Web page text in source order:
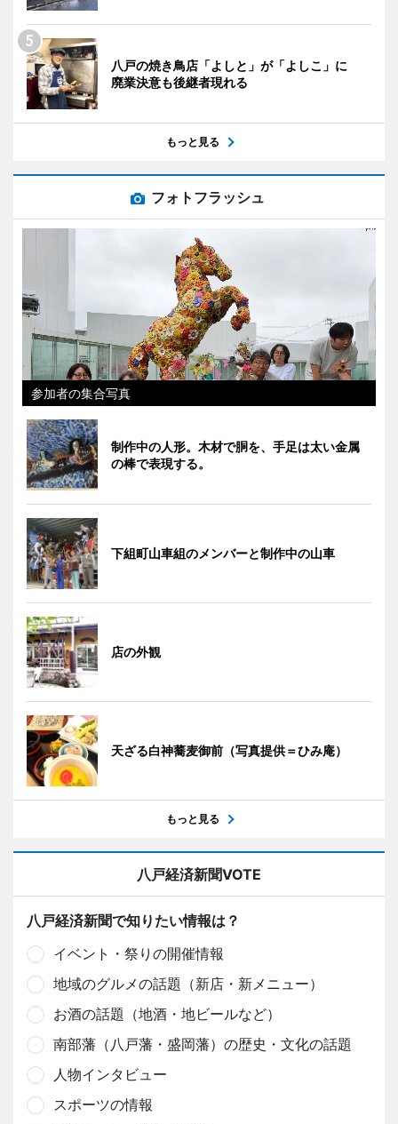
八戸の焼き鳥店「よしと」が「よしこ」に
廃業決意も後継者現れる
もっと見る
フォトフラッシュ
参加者の集合写真
制作中の人形。木材で胴を、手足は太い金属
の棒で表現する。
下組町山車組のメンバーと制作中の山車
店の外観
天ざる白神蕎麦御前（写真提供＝ひみ庵）
もっと見る
八戸経済新聞VOTE
八戸経済新聞で知りたい情報は？
イベント・祭りの開催情報
地域のグルメの話題（新店・新メニュー）
お酒の話題（地酒・地ビールなど）
南部藩（八戸藩・盛岡藩）の歴史・文化の話題
人物インタビュー
スポーツの情報